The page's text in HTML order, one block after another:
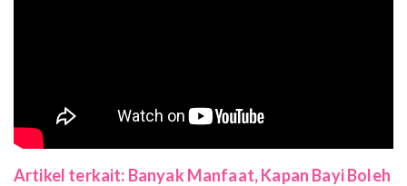
Artikel terkait: Banyak Manfaat, Kapan Bayi Boleh